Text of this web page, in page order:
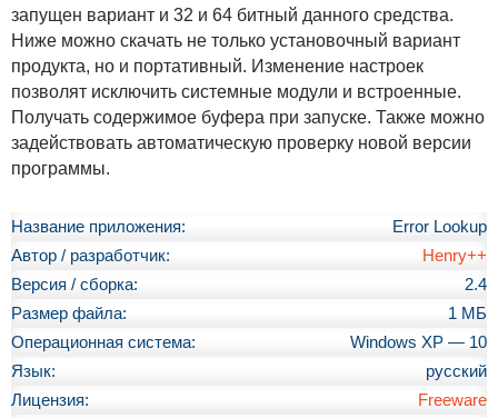
запущен вариант и 32 и 64 битный данного средства.
Ниже можно скачать не только установочный вариант
продукта, но и портативный. Изменение настроек
позволят исключить системные модули и встроенные.
Получать содержимое буфера при запуске. Также можно
задействовать автоматическую проверку новой версии
программы.
Название приложения:
Error Lookup
Автор / разработчик:
Henry++
Версия / сборка:
2.4
Размер файла:
1 МБ
Операционная система:
Windows XP — 10
Язык:
русский
Лицензия:
Freeware